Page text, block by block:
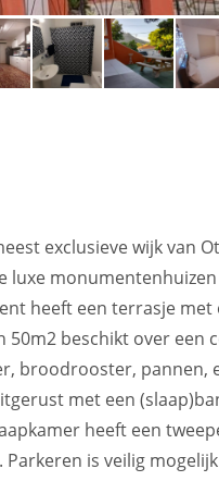
exclusieve wijk van
luxe
heeft een terrasje met
beschikt over een
broodrooster, pannen,
met een
heeft een
is veilig